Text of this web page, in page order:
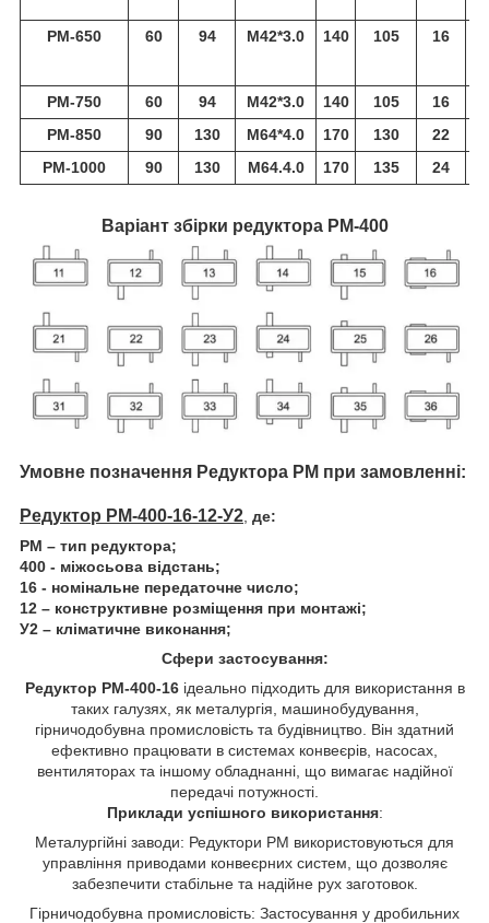
РМ-650 60 94 M42*3.0 140 105 16
РМ-750 60 94 M42*3.0 140 105 16
РМ-850
90 130 M64*4.0 170 130 22
РМ-1000
90 130 M64.4.0 170 135 24
Варіант збірки редуктора РМ-400
Умовне позначення Редуктора РМ при замовленні:
Редуктор РМ-400-16-12-У2 де:
РМ – тип редуктора;
400 - міжосьова відстань;
16 - номінальне передаточне число;
12 – конструктивне розміщення при монтажі;
У2 – кліматичне виконання;
Сфери застосування:
Редуктор РМ-400-16ідеально підходить для використання в
таких галузях, як металургія, машинобудування,
гірничодобувна промисловість та будівництво. Він здатний
ефективно працювати в системах конвеєрів, насосах,
вентиляторах та іншому обладнанні, що вимагає надійної
передачі потужності.
Приклади успішного використання:
Металургійні заводи: Редуктори РМ використовуються для
управління приводами конвеєрних систем, що дозволяє
забезпечити стабільне та надійне рух заготовок.
Гірничодобувна промисловість: Застосування у дробильних